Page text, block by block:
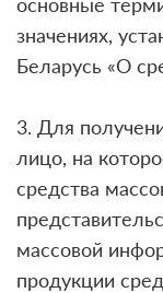
значениях,
Беларусь «О
3. Для
лицо, на
средства
массовой
продукции